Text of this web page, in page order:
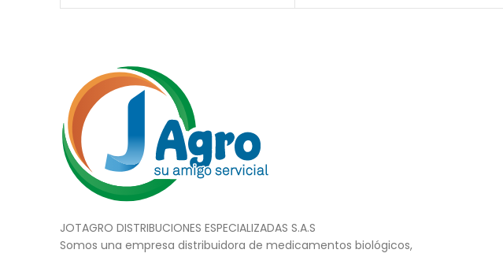
JOTAGRO DISTRIBUCIONES ESPECIALIZADAS S.A.S
Somos una empresa distribuidora de medicamentos biológicos,